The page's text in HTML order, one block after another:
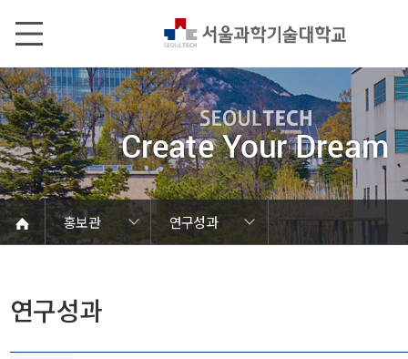
홍보관
연구성과
서울과기대 소개
열린총장실
대학현황
대학조직
대학상징
홍보관
캠퍼스 안내
학칙 및 규정
홍보관
대학뉴스
연구성과
발전기금/동문
Global
언론에서 본 SEOULTECH
보도자료
브로슈어
학내행사
동영상자료
사진자료
음악자료
연구성과